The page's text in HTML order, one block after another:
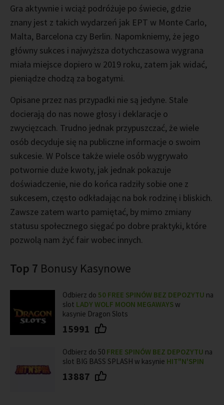
Gra aktywnie i wciąż podróżuje po świecie, gdzie
znany jest z takich wydarzeń jak EPT w Monte Carlo,
Malta, Barcelona czy Berlin. Napomkniemy, że jego
główny sukces i najwyższa dotychczasowa wygrana
miała miejsce dopiero w 2019 roku, zatem jak widać,
pieniądze chodzą za bogatymi.
Opisane przez nas przypadki nie są jedyne. Stale
docierają do nas nowe głosy i deklaracje o
zwycięzcach. Trudno jednak przypuszczać, że wiele
osób decyduje się na publiczne informacje o swoim
sukcesie. W Polsce także wiele osób wygrywało
potwornie duże kwoty, jak jednak pokazuje
doświadczenie, nie do końca radziły sobie one z
sukcesem, często odkładając na bok rodzinę i bliskich.
Zawsze zatem warto pamiętać, by mimo zmiany
statusu społecznego sięgać po dobre praktyki, które
pozwolą nam żyć fair wobec innych.
Top 7 Bonusy Kasynowe
Odbierz do 50 FREE SPINÓW BEZ DEPOZYTU na
slot LADY WOLF MOON MEGAWAYS w
kasynie Dragon Slots
15991
Odbierz do 50 FREE SPINÓW BEZ DEPOZYTU na
slot BIG BASS SPLASH w kasynie HIT"N'SPIN
13887